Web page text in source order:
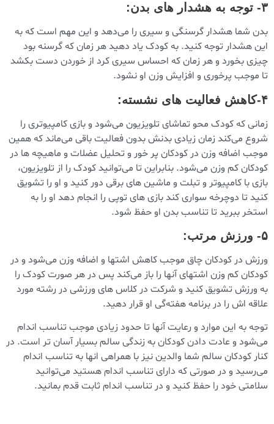
۳- توجه به هشدار های بدن:
بدن شما هشدار گرسنگی و سیری را می‌دهد و این مهم است که به
این هشدار توجه کنید. به کودک یاد دهید هر زمان که گرسنه بود
چیزی بخورد و هر زمان که احساس سیری کرد از خوردن دست بکشد
تا موجب پرخوری و افزایش وزن او نشود.
۴-کاهش فعالیت های نشسته:
زمانی که کودک محو تماشای تلویزیون می‌شود و بازی کامپیوتری را
شروع می‌کند زمان زیادی بدنش بدون فعالیت باقی می‌ماند که همین
موجب اضافه وزن در کودکان پر خور و تحلیل عضلات و ماهیچه ها در
کودکان کم وزن می‌شود. بنابراین تا می‌توانید کودک را از تلویزیون،
بازی با کامپیوتر و تبلت و ماشین های برقی دور کنید و او را تشویق
کنید تا دوچرخه سواری کند بازی های توپی را انجام دهد او را به
استخر ببرید تا تناسب بدن او حفظ شود.
۵- ورزش مرتب:
ورزش در کودکان چاق موجب کاهش اشتها و اضافه وزن می‌شود و در
کودکان کم وزن اشتهای آنها را باز می‌کند پس در هر صورت کودک را
به ورزش تشویق کنید و شرکت در کلاس های ورزشی در رشته مورد
علاقه اش را در برنامه هفته‌گی او قرار دهید.
توجه به این موارد و رعایت آنها تا حدود زیادی موجب تناسب اندام
می‌شود و عادت دادن کودکان به زندگی سالم بسیار آسان تر است. در
کنار کودکان سالم شما والدین نیز با همراهی انها به تناسب اندام
می‌رسید و در صورتی که دارای تناسب اندام هستید می‌توانید
سلامتی خود را حفظ کنید و در تناسب اندام ثابت قدم بمانید.